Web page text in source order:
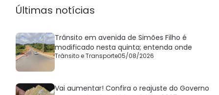
Últimas notícias
Trânsito em avenida de Simões Filho é
modificado nesta quinta; entenda onde
Trânsito e Transporte05/08/2026
Vai aumentar! Confira o reajuste do Governo